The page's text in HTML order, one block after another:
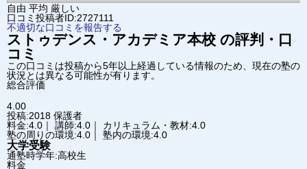
自由 平均 厳しい
口コミ投稿者ID:2727111
不適切な口コミを報告する
ストゥデンス・アカデミア本校 の評判・口
コミ
この口コミは投稿から5年以上経過している情報のため、現在の塾の
状況とは異なる可能性が有ります。
総合評価
4.00
投稿:2018 保護者
料金:4.0｜ 講師:4.0｜ カリキュラム・教材:4.0
塾の周りの環境:4.0｜ 塾内の環境:4.0
大学受験
通塾時学年:高校生
料金